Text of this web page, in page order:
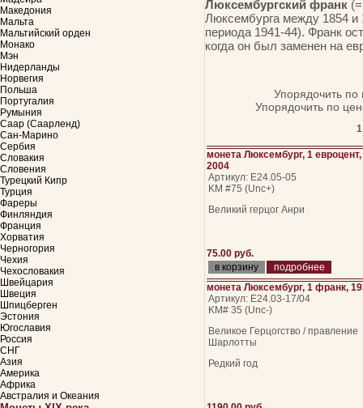
Македония
Мальта
Мальтийский орден
Монако
Мэн
Нидерланды
Норвегия
Польша
Португалия
Румыния
Саар (Саарленд)
Сан-Марино
Сербия
Словакия
Словения
Турецкий Кипр
Турция
Фареры
Финляндия
Франция
Хорватия
Черногория
Чехия
Чехословакия
Швейцария
Швеция
Шпицберген
Эстония
Югославия
Россия
СНГ
Азия
Америка
Африка
Австралия и Океания
Люксембургский франк
Люксембурга между 1854 и
периода 1941-44). Франк
когда он был заменен на
Упорядочить по
Упорядочить по
1
монета Люксембург, 1 евроцент,
2004
Артикул: Е24.05-05
KM #75 (Unc+)
Великий герцог Анри
75.00 руб.
подробнее
монета Люксембург, 1 франк,
Артикул: Е24.03-17/04
KM# 35 (Unc-)
Великое Герцогство / правление
Шарлотты
Редкий год